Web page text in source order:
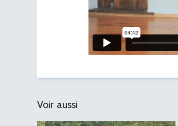
Voir aussi